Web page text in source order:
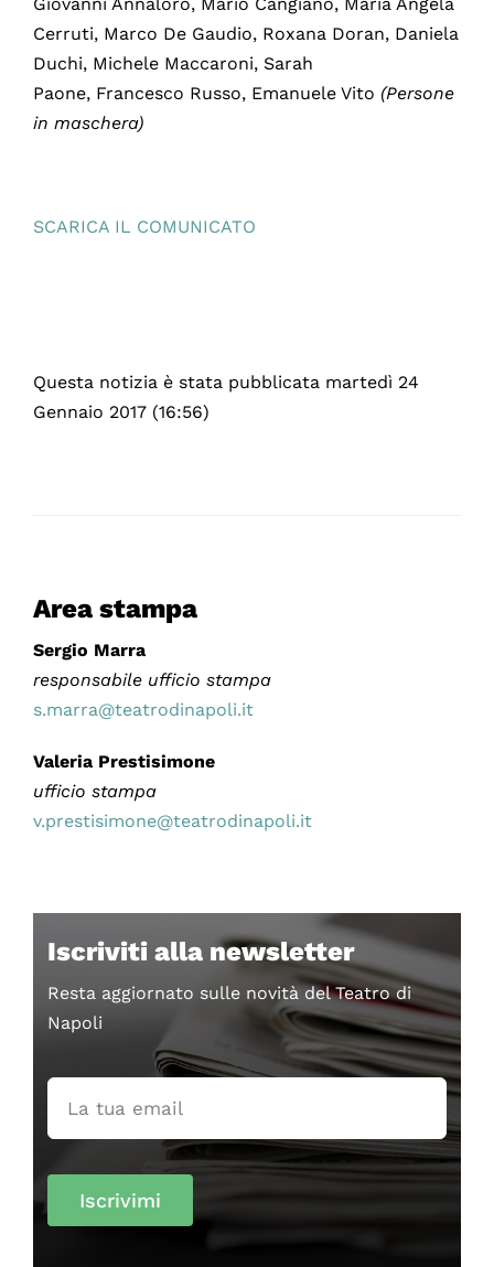
Cerruti, Marco De Gaudio, Roxana Doran, Daniela
Duchi, Michele Maccaroni, Sarah
Paone, Francesco Russo, Emanuele Vito (Persone
in maschera)
SCARICA IL COMUNICATO
Questa notizia è stata pubblicata martedì 24
Gennaio 2017 (16:56)
Area stampa
Sergio Marra
responsabile ufficio stampa
s.marra@teatrodinapoli.it
Valeria Prestisimone
ufficio stampa
v.prestisimone@teatrodinapoli.it
Iscriviti alla newsletter
Resta aggiornato sulle novità del Teatro di
Napoli
Iscrivimi